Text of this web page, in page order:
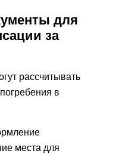
для
за
рассчитывать
в
места для